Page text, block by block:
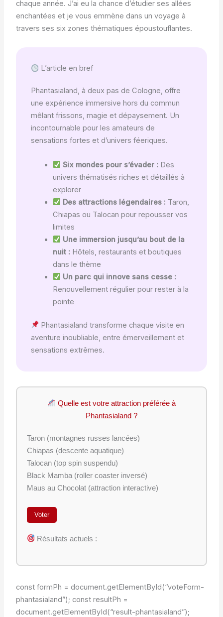
chaque année. J’ai eu la chance d’étudier ses allées
enchantées et je vous emmène dans un voyage à
travers ses six zones thématiques époustouflantes.
L’article en bref
Phantasialand, à deux pas de Cologne, offre
une expérience immersive hors du commun
mêlant frissons, magie et dépaysement. Un
incontournable pour les amateurs de
sensations fortes et d’univers féeriques.
Six mondes pour s’évader : Des
univers thématisés riches et détaillés à
explorer
Des attractions légendaires : Taron,
Chiapas ou Talocan pour repousser vos
limites
Une immersion jusqu’au bout de la
nuit : Hôtels, restaurants et boutiques
dans le thème
Un parc qui innove sans cesse :
Renouvellement régulier pour rester à la
pointe
Phantasialand transforme chaque visite en
aventure inoubliable, entre émerveillement et
sensations extrêmes.
Quelle est votre attraction préférée à
Phantasialand ?
Taron (montagnes russes lancées)
Chiapas (descente aquatique)
Talocan (top spin suspendu)
Black Mamba (roller coaster inversé)
Maus au Chocolat (attraction interactive)
Voter
Résultats actuels :
const formPh = document.getElementById(“voteForm-
phantasialand”); const resultPh =
document.getElementById(“result-phantasialand”);